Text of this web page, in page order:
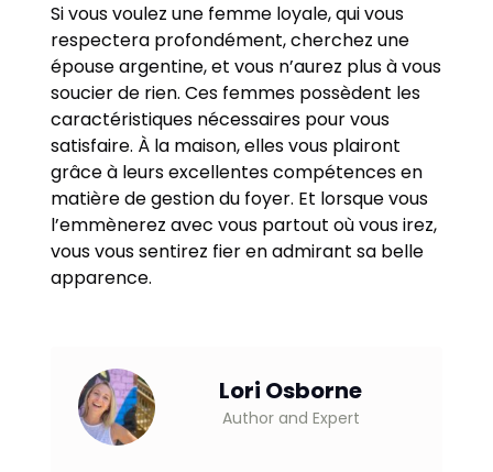
Si vous voulez une femme loyale, qui vous
respectera profondément, cherchez une
épouse argentine, et vous n’aurez plus à vous
soucier de rien. Ces femmes possèdent les
caractéristiques nécessaires pour vous
satisfaire. À la maison, elles vous plairont
grâce à leurs excellentes compétences en
matière de gestion du foyer. Et lorsque vous
l’emmènerez avec vous partout où vous irez,
vous vous sentirez fier en admirant sa belle
apparence.
Lori Osborne
Author and Expert